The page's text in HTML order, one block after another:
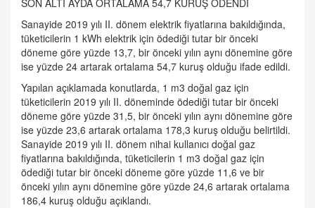
Sanayide 2019 yılı II. dönem elektrik fiyatlarına bakıldığında,
tüketicilerin 1 kWh elektrik için ödediği tutar bir önceki
döneme göre yüzde 13,7, bir önceki yılın aynı dönemine göre
ise yüzde 24 artarak ortalama 54,7 kuruş olduğu ifade edildi.
Yapılan açıklamada konutlarda, 1 m3 doğal gaz için
tüketicilerin 2019 yılı II. döneminde ödediği tutar bir önceki
döneme göre yüzde 31,5, bir önceki yılın aynı dönemine göre
ise yüzde 23,6 artarak ortalama 178,3 kuruş olduğu belirtildi.
Sanayide 2019 yılı II. dönem nihai kullanıcı doğal gaz
fiyatlarına bakıldığında, tüketicilerin 1 m3 doğal gaz için
ödediği tutar bir önceki döneme göre yüzde 11,6 ve bir
önceki yılın aynı dönemine göre yüzde 24,6 artarak ortalama
186,4 kuruş olduğu açıklandı.